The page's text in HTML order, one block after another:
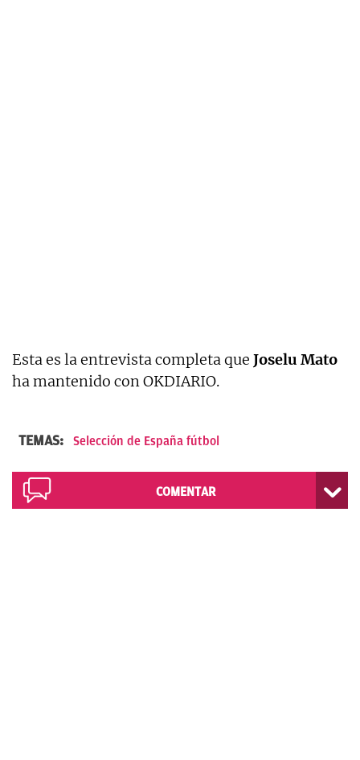
Esta es la entrevista completa que Joselu Mato
ha mantenido con OKDIARIO.
TEMAS: Selección de España fútbol
COMENTAR